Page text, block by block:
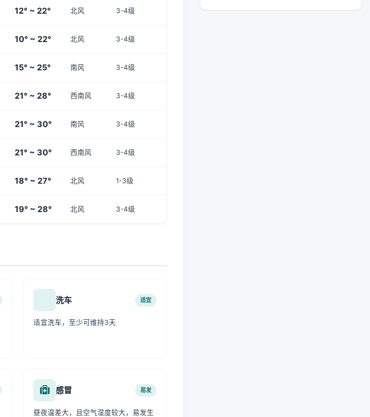
12° ~ 22° 北风 3-4级
10° ~ 22° 北风 3-4级
15° ~ 25° 南风 3-4级
21° ~ 28° 西南风 3-4级
21° ~ 30° 南风 3-4级
21° ~ 30° 西南风 3-4级
18° ~ 27° 北风 1-3级
19° ~ 28° 北风 3-4级
洗车 适宜
适宜洗车，至少可维持3天
感冒 易发
昼夜温差大，且空气湿度较大，易发生